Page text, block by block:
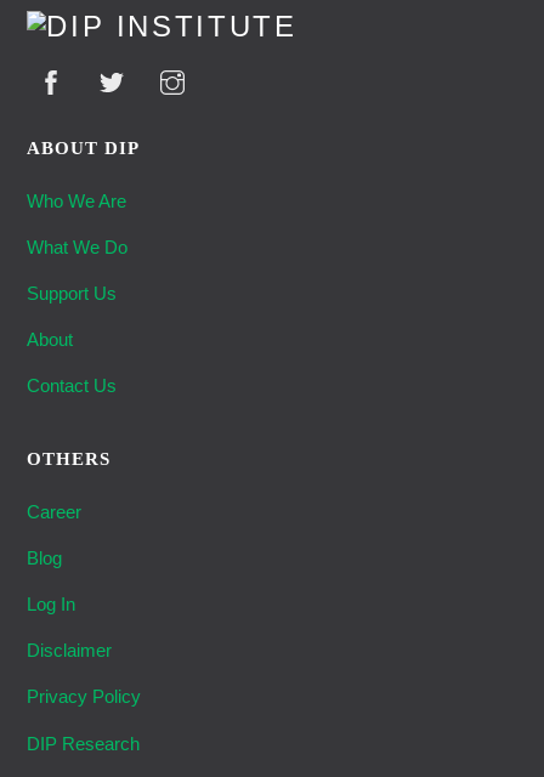
Top
ABOUT DIP
Who We Are
What We Do
Support Us
About
Contact Us
OTHERS
Career
Blog
Log In
Disclaimer
Privacy Policy
DIP Research